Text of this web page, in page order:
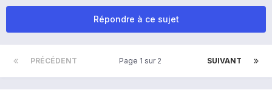
Répondre à ce sujet
PRÉCÉDENT SUIVANT
Page 1 sur 2